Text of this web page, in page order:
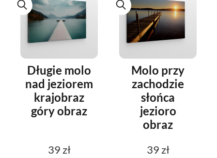
Długie molo
nad jeziorem
krajobraz
góry obraz
39 zł
Molo przy
zachodzie
słońca
jezioro
obraz
39 zł